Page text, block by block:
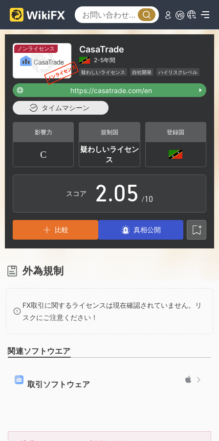
ノンライセンス CasaTrade
2-5年間
疑わしいライセンス 自社開発 ハイリスクレベル
https://casatrade.com/en
タイムマシーン
影響力
C
規制国
疑わしいライセン
ス
登録国
スコア
0
1
2
3
4
6
7
8
.0
1
2
4
5
6
1
3
4
5
6
7
9
/10
比較 真相公開
外為規制
FX取引に関するライセンスは現在確認されていません。リ
スクにご注意ください！
関連ソフトウエア
取引ソフトウェア